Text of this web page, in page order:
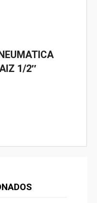
1/2″